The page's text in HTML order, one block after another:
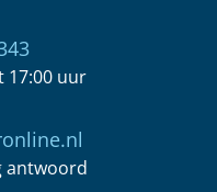
17:00 uur
antwoord